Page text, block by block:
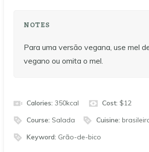
NOTES
Para uma versão vegana, use mel
vegano ou omita o mel.
Calories:350kcal Cost:$12
Course:Salada Cuisine:
Keyword: Grão-de-bico